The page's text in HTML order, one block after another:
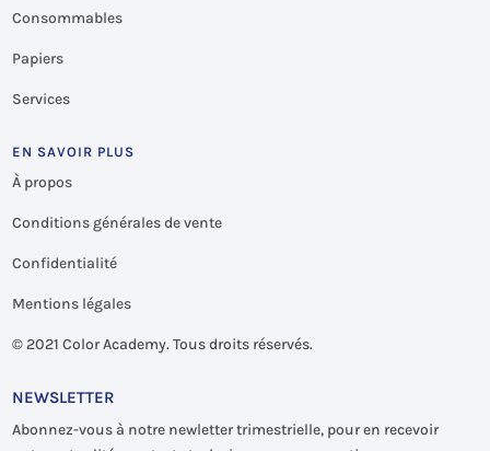
Consommables
Papiers
Services
EN SAVOIR PLUS
À propos
Conditions générales de vente
Confidentialité
Mentions légales
© 2021 Color Academy. Tous droits réservés.
NEWSLETTER
Abonnez-vous à notre newletter trimestrielle, pour en recevoir